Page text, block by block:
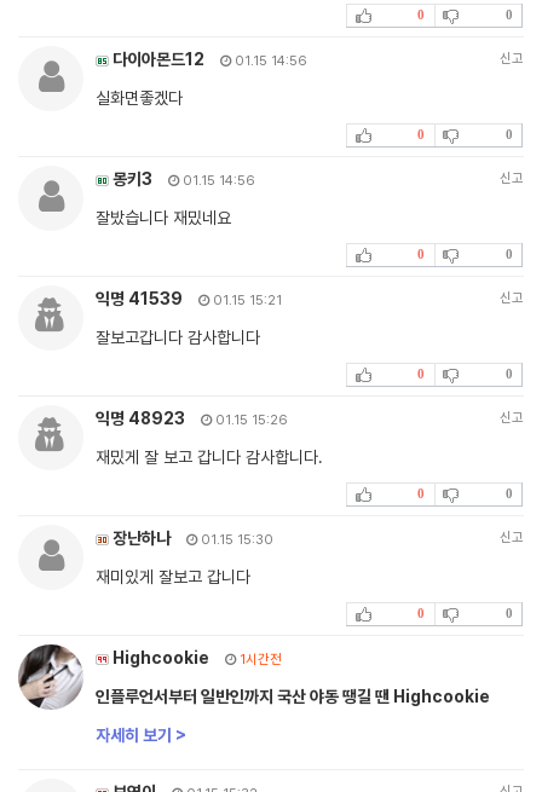
0 0
다이아몬드12 01.15 14:56 신고
실화면좋겠다
0 0
몽키3 01.15 14:56 신고
잘밨습니다 재밌네요
0 0
익명 41539 01.15 15:21 신고
잘보고갑니다 감사합니다
0 0
익명 48923 01.15 15:26 신고
재밌게 잘 보고 갑니다 감사합니다.
0 0
장난하나 01.15 15:30 신고
재미있게 잘보고 갑니다
0 0
Highcookie 1시간전
인플루언서부터 일반인까지 국산 야동 땡길 땐 Highcookie
자세히 보기 >